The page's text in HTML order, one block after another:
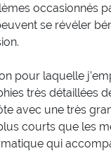
occasionnés
se révéler
pour laquelle
très détaillées
avec une très
courts que les
qui